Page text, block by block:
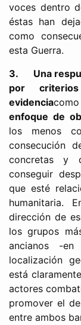
voces dentro
éstas han
como
esta Guerra.
3. Una
por
evidencia
enfoque de
los menos
consecución
concretas y
conseguir
que esté
humanitaria.
dirección de
los grupos
ancianos -
localización
está
actores
promover el
entre ambos